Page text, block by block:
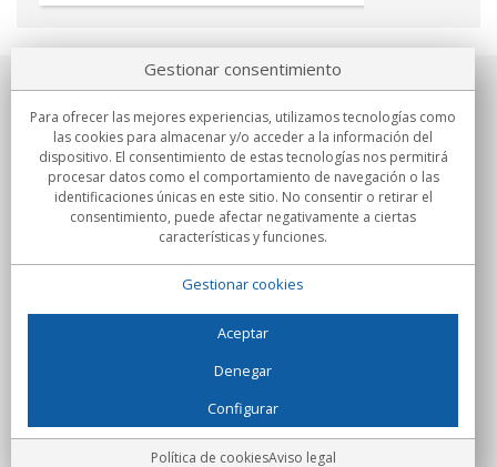
Sobre nosotros
Compromisos
Compras
C/Flassaders, 13, Nave 6, 08130 Santa Perpètua de Mogoda
(Barcelona) - España
Locura Digital - Todos los derechos reservados
Gestionar consentimiento
Para ofrecer las mejores experiencias, utilizamos tecnologías como
las cookies para almacenar y/o acceder a la información del
dispositivo. El consentimiento de estas tecnologías nos permitirá
procesar datos como el comportamiento de navegación o las
identificaciones únicas en este sitio. No consentir o retirar el
consentimiento, puede afectar negativamente a ciertas
características y funciones.
Gestionar cookies
Aceptar
Denegar
Configurar
Política de cookiesAviso legal